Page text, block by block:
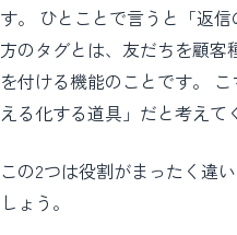
す。 ひとことで言うと「返
方のタグとは、友だちを顧
を付ける機能のことです。
える化する道具」だと考えて
この2つは役割がまったく違
しょう。